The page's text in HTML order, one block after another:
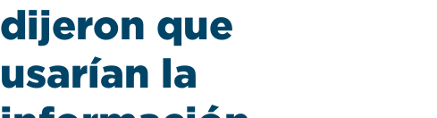
dijeron que
usarían la